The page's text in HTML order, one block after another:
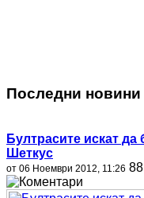
Последни новини
Бултрасите искат да
Шеткус
от 06 Ноември 2012, 11:26 88